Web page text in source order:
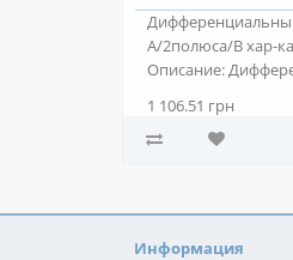
А/2полюса/В хар-
Описание:
1 106.51 грн
Информация